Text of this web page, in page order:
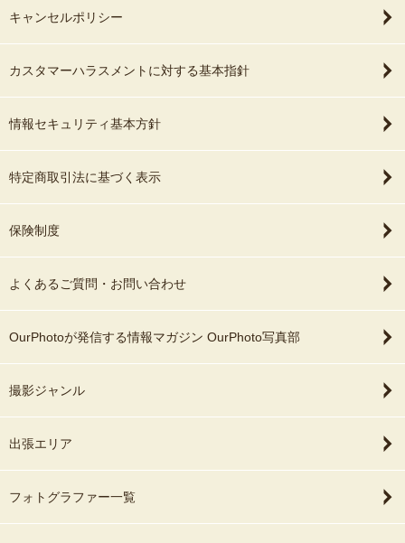
キャンセルポリシー
カスタマーハラスメントに対する基本指針
情報セキュリティ基本方針
特定商取引法に基づく表示
保険制度
よくあるご質問・お問い合わせ
OurPhotoが発信する情報マガジン OurPhoto写真部
撮影ジャンル
出張エリア
フォトグラファー一覧